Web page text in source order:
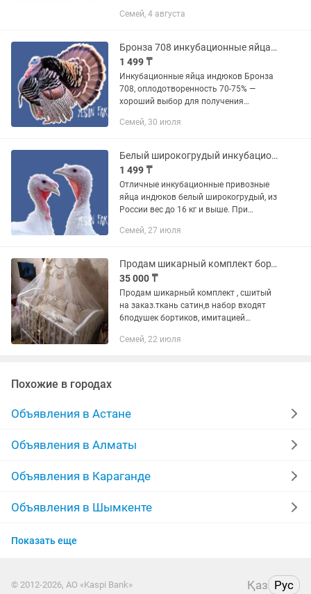
поняла что не хватает времени.
Семей, 4 августа
Бронза 708 инкубационные яйца индюков для прибыльного разведения
1 499 ₸
Инкубационные яйца индюков Бронза
708, оплодотворенность 70-75% —
хороший выбор для получения
продуктивность и устойчивость. YESIN
Семей, 30 июля
Белый широкогрудый инкубационные яйца индюков быстрый откорм
1 499 ₸
Отличные инкубационные привозные
яйца индюков белый широкогрудый, из
России вес до 16 кг и выше. При
достигают большого веса и дают
Семей, 27 июля
Продам шикарный комплект бортиков
35 000 ₸
Продам шикарный комплект , сшитый
на заказ.ткань сатин,в набор входят
6подушек бортиков, имитацией
резинке, балдахин и бант на липучке,
Семей, 22 июля
Похожие в городах
Объявления в Астане
Объявления в Алматы
Объявления в Караганде
Объявления в Шымкенте
Объявления в Усть-Каменогорске
Показать еще
© 2012-2026, АО «Kaspi Bank» Қаз Рус